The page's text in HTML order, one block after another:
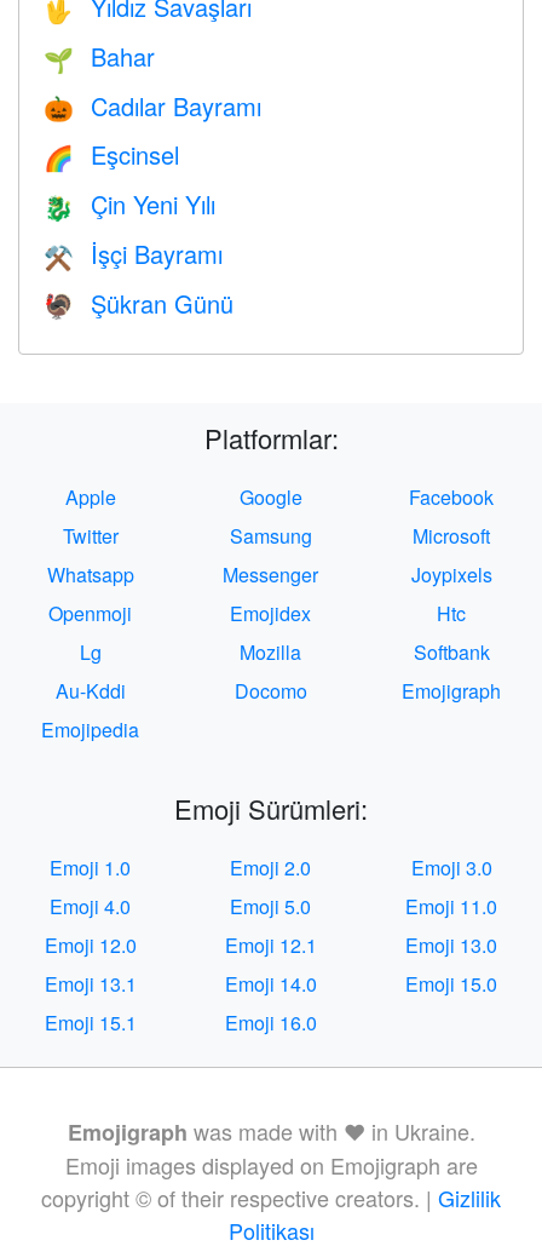
🖖
🌱 Bahar
🎃 Cadılar Bayramı
🌈 Eşcinsel
🐉 Çin Yeni Yılı
⚒️ İşçi Bayramı
🦃 Şükran Günü
Platformlar:
Apple Google
Facebook
Twitter
Samsung
Microsoft
Whatsapp
Messenger
Joypixels
Openmoji
Emojidex
Htc
Lg
Mozilla
Softbank
Au-Kddi
Docomo
Emojigraph
Emojipedia
Emoji Sürümleri:
Emoji 1.0 Emoji 2.0
Emoji 3.0
Emoji 4.0
Emoji 5.0
Emoji 11.0
Emoji 12.0
Emoji 12.1
Emoji 13.0
Emoji 13.1
Emoji 14.0
Emoji 15.0
Emoji 15.1
Emoji 16.0
Emojigraph was made with ❤️ in Ukraine.
Emoji images displayed on Emojigraph are
copyright © of their respective creators. | Gizlilik
Politikası